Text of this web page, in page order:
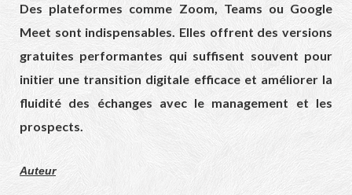
Des plateformes comme Zoom, Teams ou Google
Meet sont indispensables. Elles offrent des versions
gratuites performantes qui suffisent souvent pour
initier une transition digitale efficace et améliorer la
fluidité des échanges avec le management et les
prospects.
Auteur